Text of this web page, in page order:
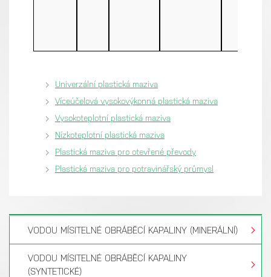
Univerzální plastická maziva
Víceúčelová vysokovýkonná plastická maziva
Vysokoteplotní plastická maziva
Nízkoteplotní plastická maziva
Plastická maziva pro otevřené převody
Plastická maziva pro potravinářský průmysl
VODOU MÍSITELNÉ OBRÁBĚCÍ KAPALINY (MINERÁLNÍ)
VODOU MÍSITELNÉ OBRÁBĚCÍ KAPALINY
(SYNTETICKÉ)